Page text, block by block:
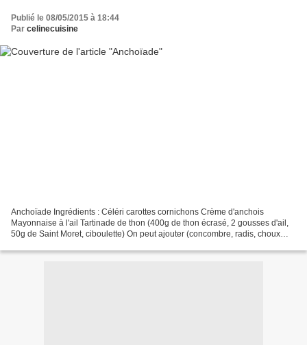
Publié le 08/05/2015 à 18:44
Par celinecuisine
Anchoïade Ingrédients : Céléri carottes cornichons Crème d'anchois
Mayonnaise à l'ail Tartinade de thon (400g de thon écrasé, 2 gousses d'ail,
50g de Saint Moret, ciboulette) On peut ajouter (concombre, radis, choux